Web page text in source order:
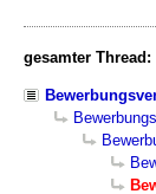
gesamter Thread: